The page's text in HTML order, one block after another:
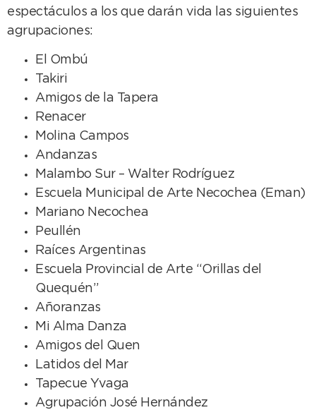
espectáculos a los que darán vida las siguientes
agrupaciones:
El Ombú
Takiri
Amigos de la Tapera
Renacer
Molina Campos
Andanzas
Malambo Sur – Walter Rodríguez
Escuela Municipal de Arte Necochea (Eman)
Mariano Necochea
Peullén
Raíces Argentinas
Escuela Provincial de Arte “Orillas del
Quequén”
Añoranzas
Mi Alma Danza
Amigos del Quen
Latidos del Mar
Tapecue Yvaga
Agrupación José Hernández